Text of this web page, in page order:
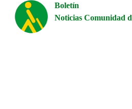
Boletín
Noticias Comunidad